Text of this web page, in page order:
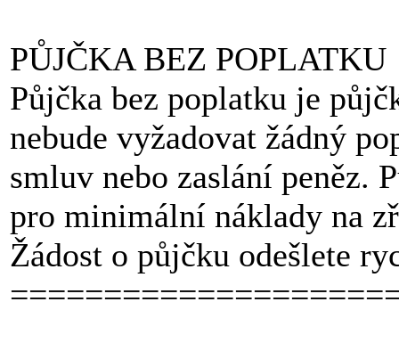
PŮJČKA BEZ POPLATKU
Půjčka bez poplatku je
nebude vyžadovat žádný
smluv nebo zaslání peněz.
pro minimální náklady na
Žádost o půjčku odešlete